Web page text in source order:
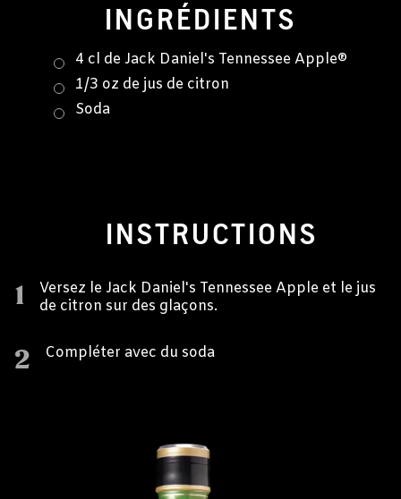
INGRÉDIENTS
4 cl de Jack Daniel's Tennessee Apple®
1/3 oz de jus de citron
Soda
INSTRUCTIONS
1
Versez le Jack Daniel's Tennessee Apple et le jus
de citron sur des glaçons.
2 Compléter avec du soda